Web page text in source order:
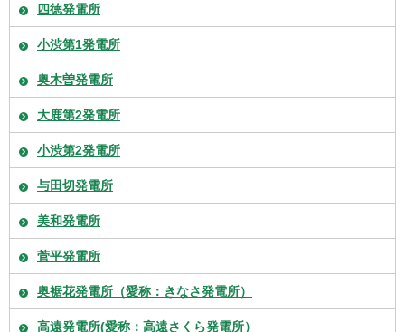
四徳発電所
小渋第1発電所
奥木曽発電所
大鹿第2発電所
小渋第2発電所
与田切発電所
美和発電所
菅平発電所
奥裾花発電所（愛称：きなさ発電所）
高遠発電所(愛称：高遠さくら発電所）